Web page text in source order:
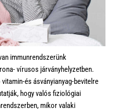
immunrendszerünk
vírusos járványhelyzetben.
és ásványianyag-bevitelre
hogy valós fiziológiai
mikor valaki